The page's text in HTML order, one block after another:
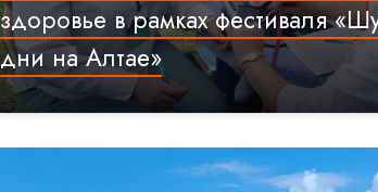
здоровье в рамках фестиваля
дни на Алтае»